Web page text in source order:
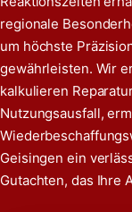
regionale
um höchste
gewährleisten. Wir
kalkulieren
Nutzungsausfall,
Geisingen ein
Gutachten, das Ihre